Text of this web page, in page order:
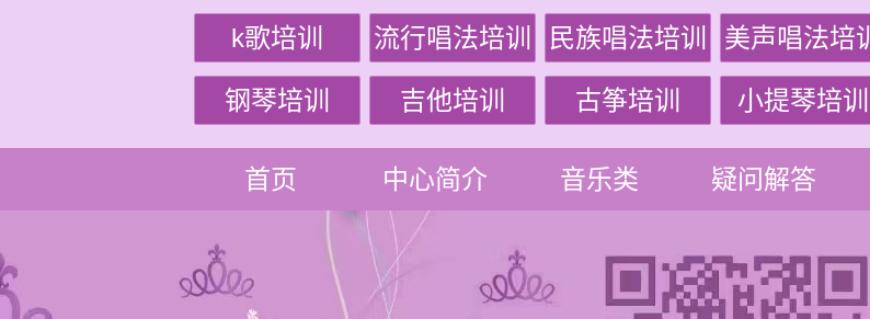
k歌培训 流行唱法培训 民族唱法培训 美声唱法培训
钢琴培训 吉他培训 古筝培训 小提琴培训
首页 中心简介 音乐类 疑问解答